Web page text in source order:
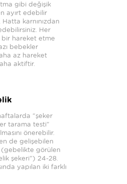
gibi değişik
ayırt edebilir
karnınızdan
Her
hareket etme
bebekler
az hareket
aktiftir.
"şeker
tarama testi"
önerebilir.
de gelişebilen
görülen
şekeri") 24-28.
yapılan iki farklı